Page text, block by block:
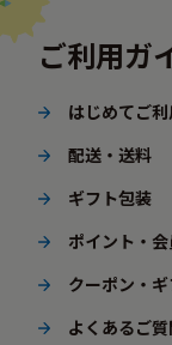
ご利用ガ
はじめてご
配送・送料
ギフト包装
ポイント・
クーポン・
よくあるご質